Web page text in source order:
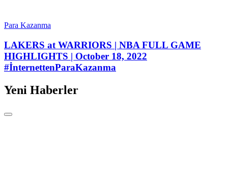
Para Kazanma
LAKERS at WARRIORS | NBA FULL GAME
HIGHLIGHTS | October 18, 2022
#İnternettenParaKazanma
Yeni Haberler